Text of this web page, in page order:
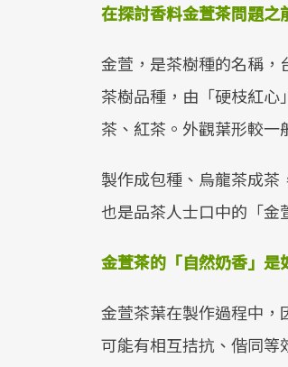
在探討香料金萱茶問題之
金萱，是茶樹種的名稱，
茶樹品種，由「硬枝紅
茶、紅茶。外觀葉形較一
製作成包種、烏龍茶成茶
也是品茶人士口中的「金
金萱茶的「自然奶香」是
金萱茶葉在製作過程中
可能有相互拮抗、偕同